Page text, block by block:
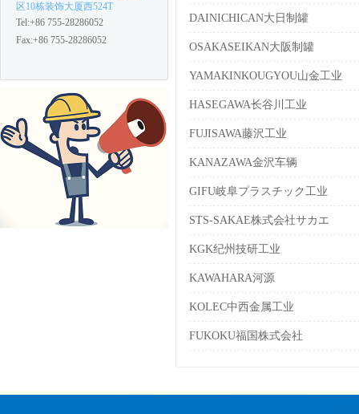
区10栋装饰大厦西524T
Tel:+86 755-28286052
Fax:+86 755-28286052
DAINICHICAN大日制罐
OSAKASEIKAN大阪制罐
YAMAKINKOUGYOU山金工业
HASEGAWA长谷川工业
FUJISAWA藤沢工业
KANAZAWA金沢车辆
GIFU岐阜プラスチック工业
STS-SAKAE株式会社サカエ
KGK纪州技研工业
KAWAHARA河源
KOLEC中西金属工业
FUKOKU福国株式会社